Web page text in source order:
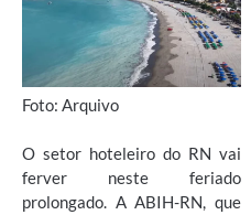
Foto: Arquivo
O setor hoteleiro do RN vai
ferver neste feriado
prolongado. A ABIH-RN, que